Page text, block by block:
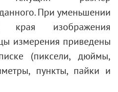
При уменьшении
края изображения
измерения приведены
(пиксели, дюймы,
пункты, пайки и